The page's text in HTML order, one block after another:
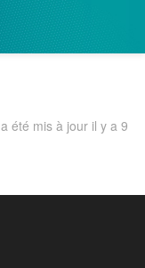
a été mis à jour il y a 9